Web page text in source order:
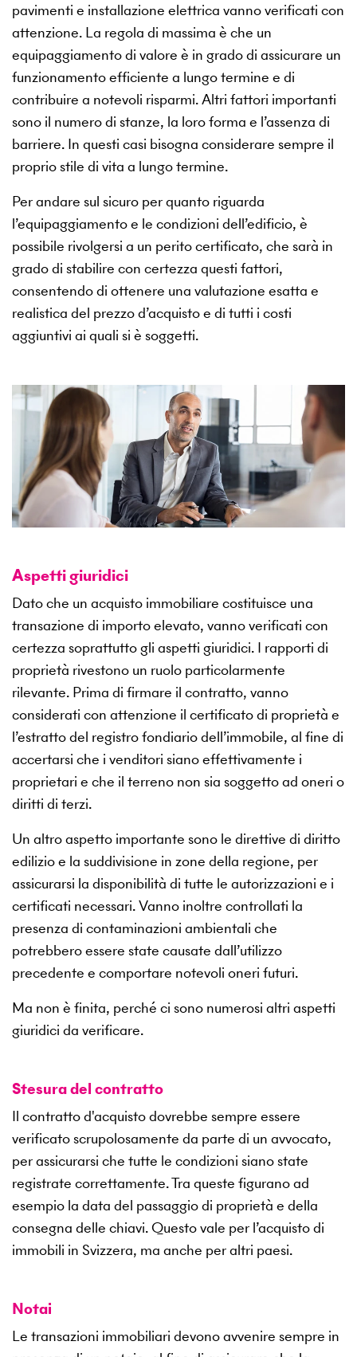
pavimenti e installazione elettrica vanno verificati con
attenzione. La regola di massima è che un
equipaggiamento di valore è in grado di assicurare un
funzionamento efficiente a lungo termine e di
contribuire a notevoli risparmi. Altri fattori importanti
sono il numero di stanze, la loro forma e l’assenza di
barriere. In questi casi bisogna considerare sempre il
proprio stile di vita a lungo termine.
Per andare sul sicuro per quanto riguarda
l’equipaggiamento e le condizioni dell’edificio, è
possibile rivolgersi a un perito certificato, che sarà in
grado di stabilire con certezza questi fattori,
consentendo di ottenere una valutazione esatta e
realistica del prezzo d’acquisto e di tutti i costi
aggiuntivi ai quali si è soggetti.
Aspetti giuridici
Dato che un acquisto immobiliare costituisce una
transazione di importo elevato, vanno verificati con
certezza soprattutto gli aspetti giuridici. I rapporti di
proprietà rivestono un ruolo particolarmente
rilevante. Prima di firmare il contratto, vanno
considerati con attenzione il certificato di proprietà e
l’estratto del registro fondiario dell’immobile, al fine di
accertarsi che i venditori siano effettivamente i
proprietari e che il terreno non sia soggetto ad oneri o
diritti di terzi.
Un altro aspetto importante sono le direttive di diritto
edilizio e la suddivisione in zone della regione, per
assicurarsi la disponibilità di tutte le autorizzazioni e i
certificati necessari. Vanno inoltre controllati la
presenza di contaminazioni ambientali che
potrebbero essere state causate dall’utilizzo
precedente e comportare notevoli oneri futuri.
Ma non è finita, perché ci sono numerosi altri aspetti
giuridici da verificare.
Stesura del contratto
Il contratto d'acquisto dovrebbe sempre essere
verificato scrupolosamente da parte di un avvocato,
per assicurarsi che tutte le condizioni siano state
registrate correttamente. Tra queste figurano ad
esempio la data del passaggio di proprietà e della
consegna delle chiavi. Questo vale per l’acquisto di
immobili in Svizzera, ma anche per altri paesi.
Notai
Le transazioni immobiliari devono avvenire sempre in